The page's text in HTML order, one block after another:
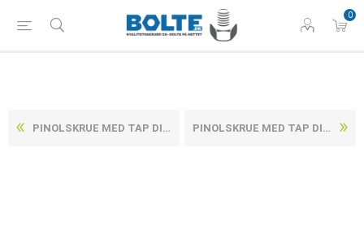
0
PINOLSKRUE MED TAP DIN 915 RUSTFRI A1/A2 M8X45 (25 STK) PINOLSKRUE MED TAP DIN 915 RUSTFRI A1/A2 M8X60 (50 STK)